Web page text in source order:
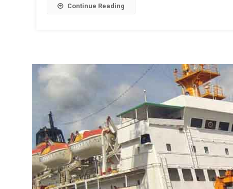
Continue Reading